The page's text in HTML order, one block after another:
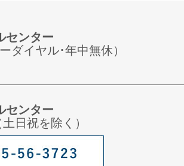
センター
ダイヤル･年中無休）
センター
日祝を除く）